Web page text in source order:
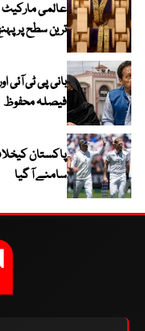
ترین سطح پر
بانی پی ٹی آئی
فیصلہ محفوظ
سامنے آ گیا